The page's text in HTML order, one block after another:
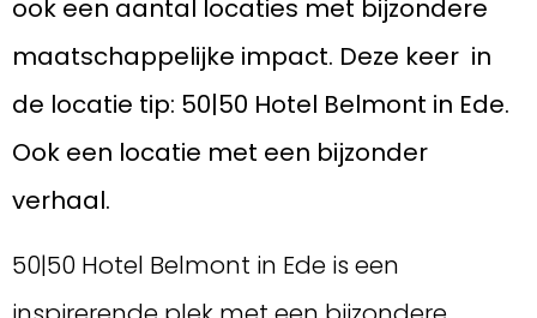
ook een aantal locaties met bijzondere
maatschappelijke impact. Deze keer in
de locatie tip: 50|50 Hotel Belmont in Ede.
Ook een locatie met een bijzonder
verhaal.
50|50 Hotel Belmont in Ede is een